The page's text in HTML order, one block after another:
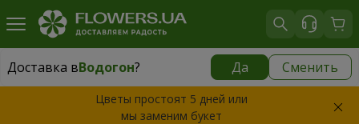
Доставка вВодогон? Да Сменить
Доставка вВодогон|
Цветы простоят 5 дней или
мы заменим букет